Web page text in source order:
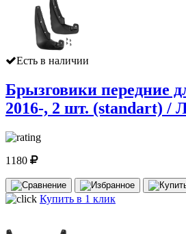
Есть в наличии
Брызговики передние
2016-, 2 шт. (standart) /
1180
Купить в 1 клик